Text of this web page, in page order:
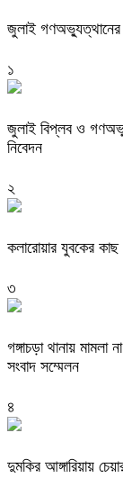
জুলাই গণঅভ্যুত্থানের
১
জুলাই বিপ্লব ও
নিবেদন
২
কলারোয়ার যুবকের
৩
গঙ্গাচড়া থানায়
সংবাদ সম্মেলন
৪
দুমকির আঙ্গারিয়ায়